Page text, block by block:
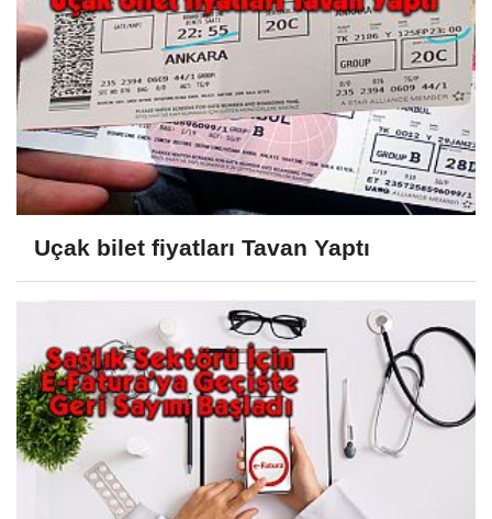
Uçak bilet fiyatları Tavan Yaptı